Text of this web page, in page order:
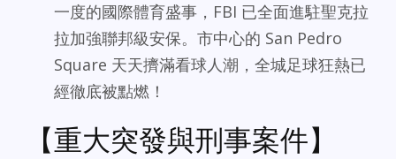
一度的國際體育盛事，FBI 已全面進駐聖克拉
拉加強聯邦級安保。市中心的 San Pedro
Square 天天擠滿看球人潮，全城足球狂熱已
經徹底被點燃！
【重大突發與刑事案件】